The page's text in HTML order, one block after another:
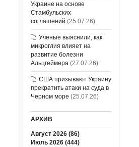
Украине на основе
Стамбульских
соглашений (25.07.26)
Ученые выяснили, как
микроглия влияет на
развитие болезни
Альцгеймера(27.07.26)
США призывают Украину
прекратить атаки на суда в
Черном море (25.07.26)
АРХИВ
Август 2026 (86)
Июль 2026 (444)